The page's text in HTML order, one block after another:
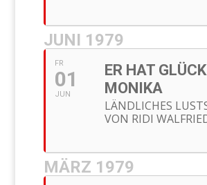
JUNI 1979
FR
01
JUN
ER HAT
MONIKA
LÄNDLICHES
VON RIDI
MÄRZ 1979